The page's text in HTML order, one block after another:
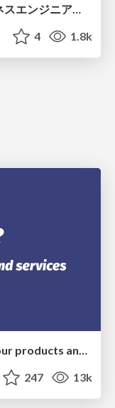
ルールを書いて終わらせないハーネスエンジニアリング
4 1.8k
What's in a price? How to price your products and services
247 13k